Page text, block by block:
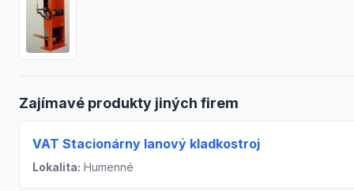
Zajímavé produkty jiných firem
VAT Stacionárny lanový kladkostroj
Lokalita: Humenné